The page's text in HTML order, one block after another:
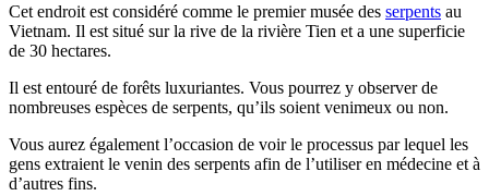
Cet endroit est considéré comme le premier musée des serpents au
Vietnam. Il est situé sur la rive de la rivière Tien et a une superficie
de 30 hectares.
Il est entouré de forêts luxuriantes. Vous pourrez y observer de
nombreuses espèces de serpents, qu’ils soient venimeux ou non.
Vous aurez également l’occasion de voir le processus par lequel les
gens extraient le venin des serpents afin de l’utiliser en médecine et à
d’autres fins.